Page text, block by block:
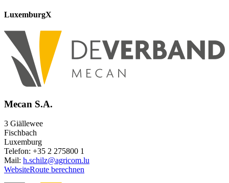
LuxemburgX
Mecan S.A.
3 Giällewee
Fischbach
Luxemburg
Telefon: +35 2 275800 1
Mail: h.schilz@agricom.lu
WebsiteRoute berechnen